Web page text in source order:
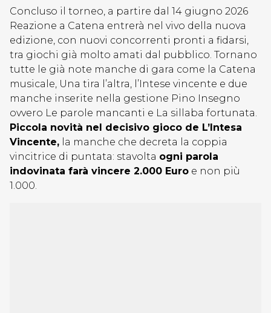
Concluso il torneo, a partire dal 14 giugno 2026
Reazione a Catena entrerà nel vivo della nuova
edizione, con nuovi concorrenti pronti a fidarsi,
tra giochi già molto amati dal pubblico. Tornano
tutte le già note manche di gara come la Catena
musicale, Una tira l’altra, l’Intese vincente e due
manche inserite nella gestione Pino Insegno
ovvero Le parole mancanti e La sillaba fortunata.
Piccola novità nel decisivo gioco de L’Intesa
Vincente, la manche che decreta la coppia
vincitrice di puntata: stavolta ogni parola
indovinata farà vincere 2.000 Euro e non più
1.000.